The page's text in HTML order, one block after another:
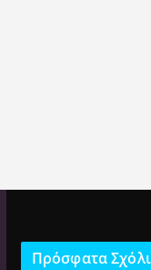
Πρόσφατα